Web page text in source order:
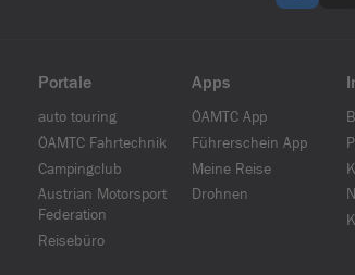
Portale
auto touring
ÖAMTC Fahrtechnik
Campingclub
Austrian Motorsport
Federation
Reisebüro
Apps
ÖAMTC App
Führerschein App
Meine Reise
Drohnen